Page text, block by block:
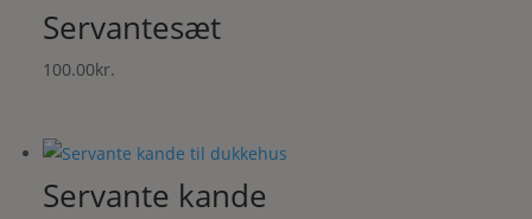
Servantesæt
100.00kr.
Servante kande